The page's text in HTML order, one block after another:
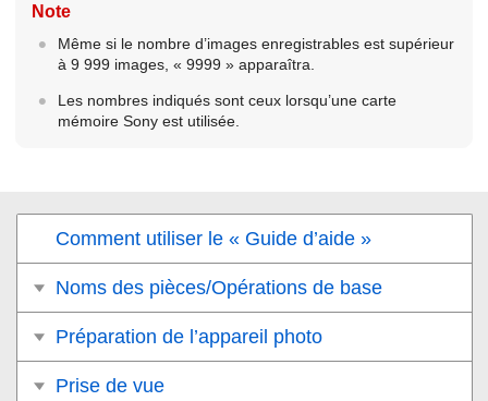
Note
Même si le nombre d’images enregistrables est supérieur
à 9 999 images, « 9999 » apparaîtra.
Les nombres indiqués sont ceux lorsqu’une carte
mémoire Sony est utilisée.
Comment utiliser le « Guide d’aide »
Noms des pièces/Opérations de base
Préparation de l’appareil photo
Prise de vue